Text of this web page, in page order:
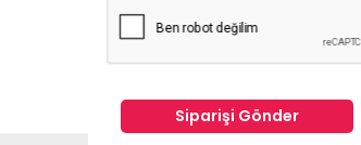
Siparişi Gönder